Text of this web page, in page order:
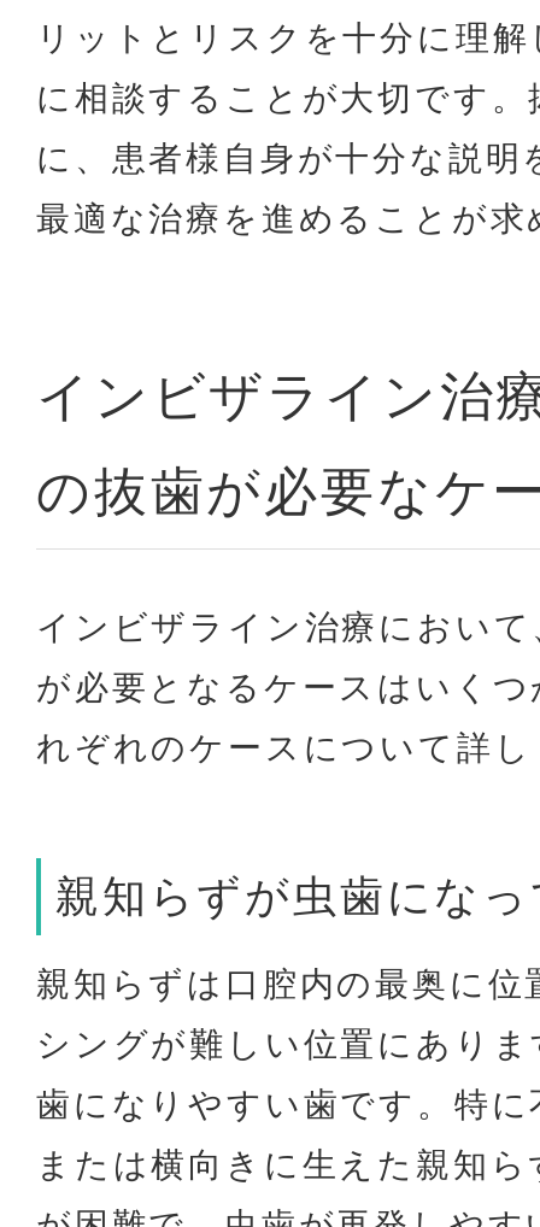
リットとリスクを十分に理
に相談することが大切です
に、患者様自身が十分な説明
最適な治療を進めることが
インビザライン治
の抜歯が必要なケ
インビザライン治療におい
が必要となるケースはいく
れぞれのケースについて詳
親知らずが虫歯にな
親知らずは口腔内の最奥に
シングが難しい位置にあり
歯になりやすい歯です。特
または横向きに生えた親知